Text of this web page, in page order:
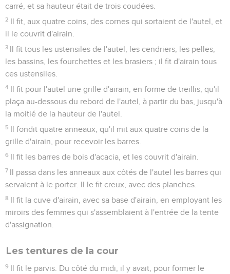
carré, et sa hauteur était de trois coudées.
2 Il fit, aux quatre coins, des cornes qui sortaient de l'autel, et
il le couvrit d'airain.
3 Il fit tous les ustensiles de l'autel, les cendriers, les pelles,
les bassins, les fourchettes et les brasiers ; il fit d'airain tous
ces ustensiles.
4 Il fit pour l'autel une grille d'airain, en forme de treillis, qu'il
plaça au-dessous du rebord de l'autel, à partir du bas, jusqu'à
la moitié de la hauteur de l'autel.
5 Il fondit quatre anneaux, qu'il mit aux quatre coins de la
grille d'airain, pour recevoir les barres.
6 Il fit les barres de bois d'acacia, et les couvrit d'airain.
7 Il passa dans les anneaux aux côtés de l'autel les barres qui
servaient à le porter. Il le fit creux, avec des planches.
8 Il fit la cuve d'airain, avec sa base d'airain, en employant les
miroirs des femmes qui s'assemblaient à l'entrée de la tente
d'assignation.
Les tentures de la cour
9 Il fit le parvis. Du côté du midi, il y avait, pour former le